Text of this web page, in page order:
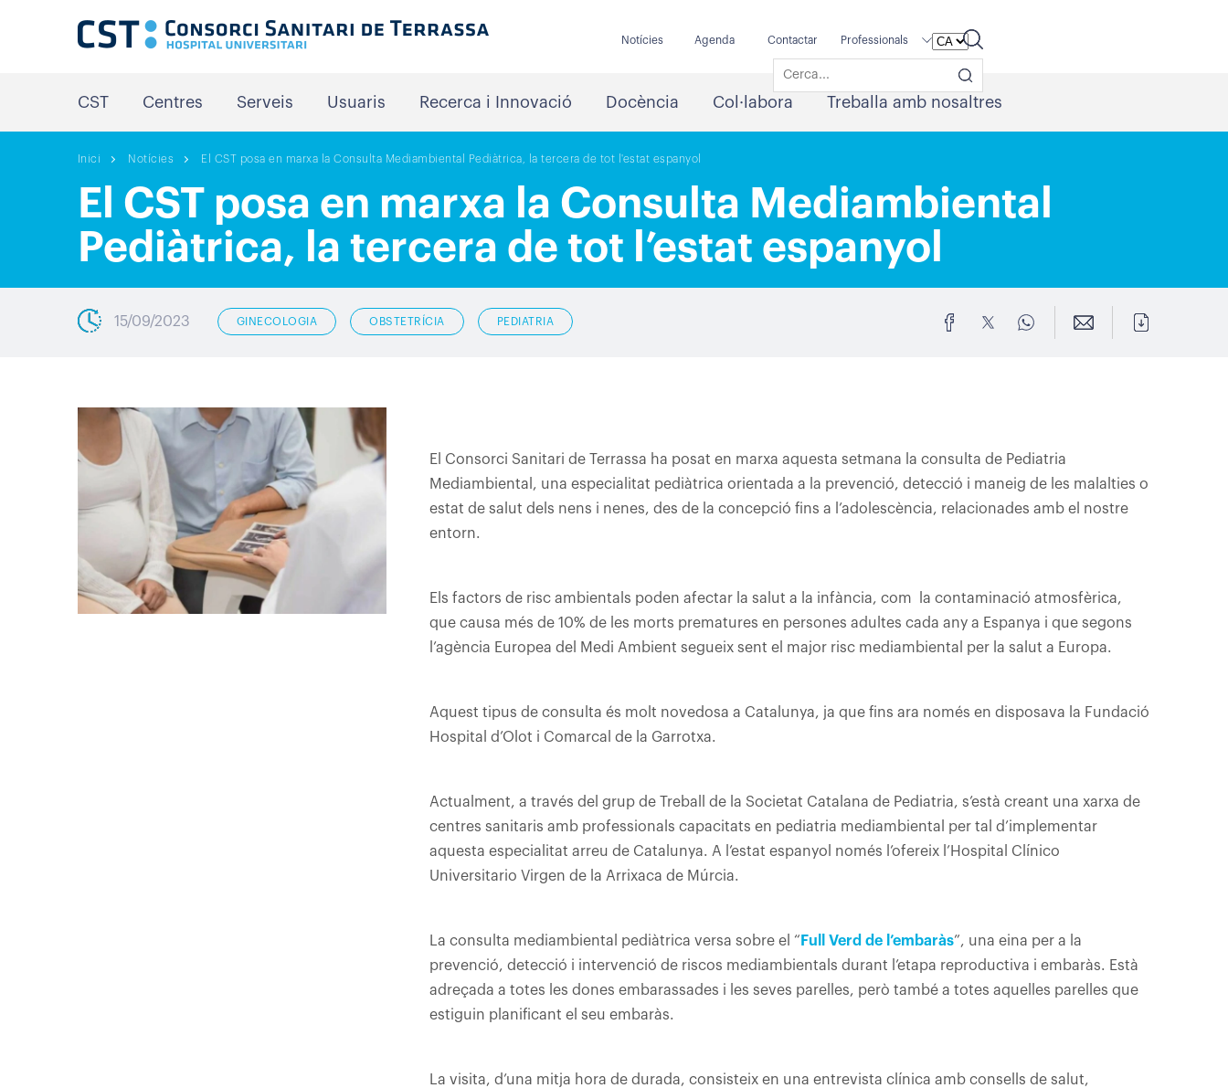
Notícies Agenda Contactar Professionals
CST Centres Serveis Usuaris Recerca i Innovació Docència Col·labora Treballa amb nosaltres
Inici Notícies El CST posa en marxa la Consulta Mediambiental Pediàtrica, la tercera de tot l'estat espanyol
El CST posa en marxa la Consulta Mediambiental
Pediàtrica, la tercera de tot l’estat espanyol
15/09/2023 GINECOLOGIA OBSTETRÍCIA PEDIATRIA
El Consorci Sanitari de Terrassa ha posat en marxa aquesta setmana la consulta de Pediatria
Mediambiental, una especialitat pediàtrica orientada a la prevenció, detecció i maneig de les malalties o
estat de salut dels nens i nenes, des de la concepció fins a l’adolescència, relacionades amb el nostre
entorn.
Els factors de risc ambientals poden afectar la salut a la infància, com la contaminació atmosfèrica,
que causa més de 10% de les morts prematures en persones adultes cada any a Espanya i que segons
l’agència Europea del Medi Ambient segueix sent el major risc mediambiental per la salut a Europa.
Aquest tipus de consulta és molt novedosa a Catalunya, ja que fins ara només en disposava la Fundació
Hospital d’Olot i Comarcal de la Garrotxa.
Actualment, a través del grup de Treball de la Societat Catalana de Pediatria, s’està creant una xarxa de
centres sanitaris amb professionals capacitats en pediatria mediambiental per tal d’implementar
aquesta especialitat arreu de Catalunya. A l’estat espanyol només l’ofereix l’Hospital Clínico
Universitario Virgen de la Arrixaca de Múrcia.
La consulta mediambiental pediàtrica versa sobre el “ Full Verd de l’embaràs”, una eina per a la
prevenció, detecció i intervenció de riscos mediambientals durant l’etapa reproductiva i embaràs. Està
adreçada a totes les dones embarassades i les seves parelles, però també a totes aquelles parelles que
estiguin planificant el seu embaràs.
La visita, d’una mitja hora de durada, consisteix en una entrevista clínica amb consells de salut,